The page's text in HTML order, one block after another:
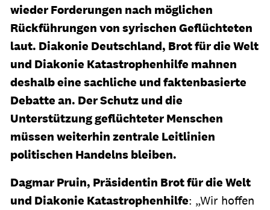
wieder Forderungen nach möglichen
Rückführungen von syrischen Geflüchteten
laut. Diakonie Deutschland, Brot für die Welt
und Diakonie Katastrophenhilfe mahnen
deshalb eine sachliche und faktenbasierte
Debatte an. Der Schutz und die
Unterstützung geflüchteter Menschen
müssen weiterhin zentrale Leitlinien
politischen Handelns bleiben.
Dagmar Pruin, Präsidentin Brot für die Welt
und Diakonie Katastrophenhilfe: „Wir hoffen